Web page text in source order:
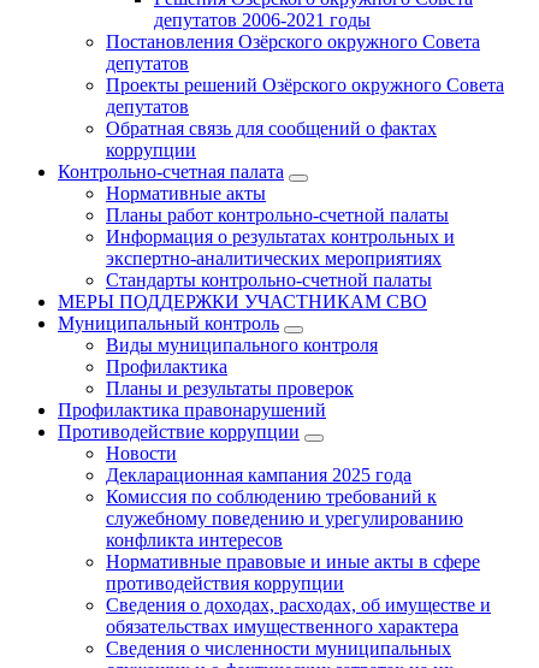
депутатов 2006-2021 годы
Постановления Озёрского окружного Совета
депутатов
Проекты решений Озёрского окружного Совета
депутатов
Обратная связь для сообщений о фактах
коррупции
Контрольно-счетная палата
Нормативные акты
Планы работ контрольно-счетной палаты
Информация о результатах контрольных и
экспертно-аналитических мероприятиях
Стандарты контрольно-счетной палаты
МЕРЫ ПОДДЕРЖКИ УЧАСТНИКАМ СВО
Муниципальный контроль
Виды муниципального контроля
Профилактика
Планы и результаты проверок
Профилактика правонарушений
Противодействие коррупции
Новости
Декларационная кампания 2025 года
Комиссия по соблюдению требований к
служебному поведению и урегулированию
конфликта интересов
Нормативные правовые и иные акты в сфере
противодействия коррупции
Сведения о доходах, расходах, об имуществе и
обязательствах имущественного характера
Сведения о численности муниципальных